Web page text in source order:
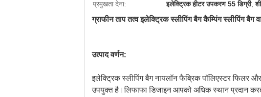
प्रमुखता देना: इलेक्ट्रिक हीटर उपकरण 55 डिग्री,
ग्राफीन ताप तत्व इलेक्ट्रिक स्लीपिंग बैग कैम्पिंग स्लीपिंग बैग
उत्पाद वर्णन:
इलेक्ट्रिक स्लीपिंग बैग नायलॉन फैब्रिक पॉलिएस्टर फिलर
उपयुक्त है।लिफाफा डिजाइन आपको अधिक स्थान प्रदान